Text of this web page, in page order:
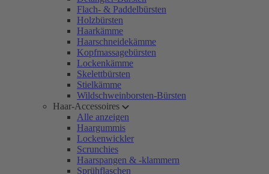
Flach- & Paddelbürsten
Holzbürsten
Haarkämme
Haarschneidekämme
Kopfmassagebürsten
Lockenkämme
Skelettbürsten
Stielkämme
Wildschweinborsten-Bürsten
Haar-Accessoires
Alle anzeigen
Haargummis
Lockenwickler
Scrunchies
Haarspangen & -klammern
Sprühflaschen